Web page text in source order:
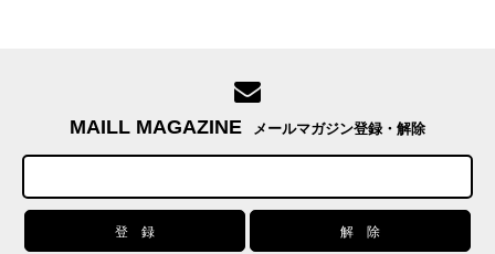
MAILL MAGAZINE メールマガジン登録・解除